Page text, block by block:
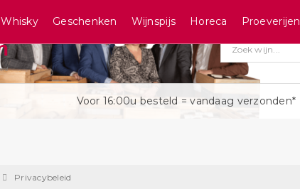
Voor 16:00u besteld = vandaag verzonden*
Whisky Geschenken Wijnspijs Horeca Proeverijen
Privacybeleid